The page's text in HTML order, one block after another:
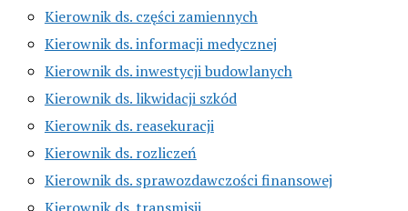
Kierownik ds. części zamiennych
Kierownik ds. informacji medycznej
Kierownik ds. inwestycji budowlanych
Kierownik ds. likwidacji szkód
Kierownik ds. reasekuracji
Kierownik ds. rozliczeń
Kierownik ds. sprawozdawczości finansowej